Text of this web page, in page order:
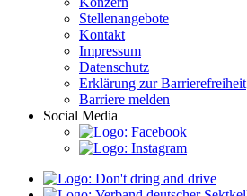
Stellenangebote
Kontakt
Impressum
Datenschutz
Erklärung zur Barrierefreiheit
Barriere melden
Social Media